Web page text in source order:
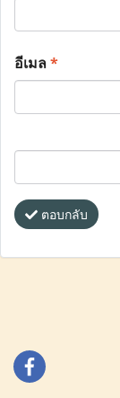
อีเมล*
ตอบกลับ